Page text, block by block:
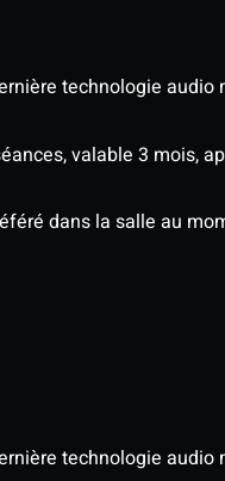
technologie
valable 3 mois,
dans la salle au
technologie